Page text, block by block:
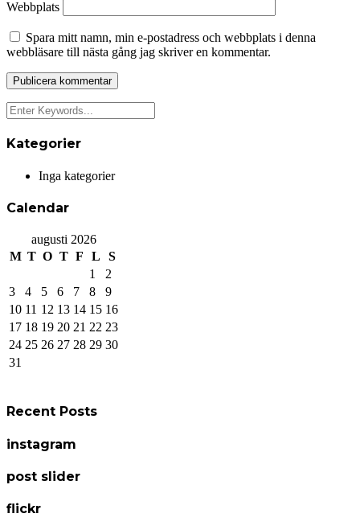
Webbplats
Spara mitt namn, min e-postadress och webbplats i denna
webbläsare till nästa gång jag skriver en kommentar.
Kategorier
Inga kategorier
Calendar
augusti 2026
M T O T F L
S
1
2
3
4 5 6 7 8
9
10 11 12 13 14 15 16
17 18 19 20 21 22 23
24 25 26 27 28 29 30
31
Recent Posts
instagram
post slider
flickr